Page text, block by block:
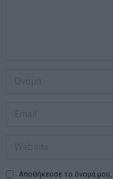
Αποθήκευσε το όνομά μου,